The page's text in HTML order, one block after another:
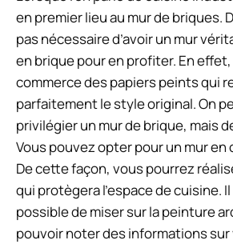
en premier lieu au mur de briques.
pas nécessaire d’avoir un mur
en brique pour en profiter. En
commerce des papiers peints qui
parfaitement le style original. On
privilégier un mur de brique, mais
Vous pouvez opter pour un mur en
De cette façon, vous pourrez
qui protègera l’espace de cuisine.
possible de miser sur la peinture
pouvoir noter des informations sur